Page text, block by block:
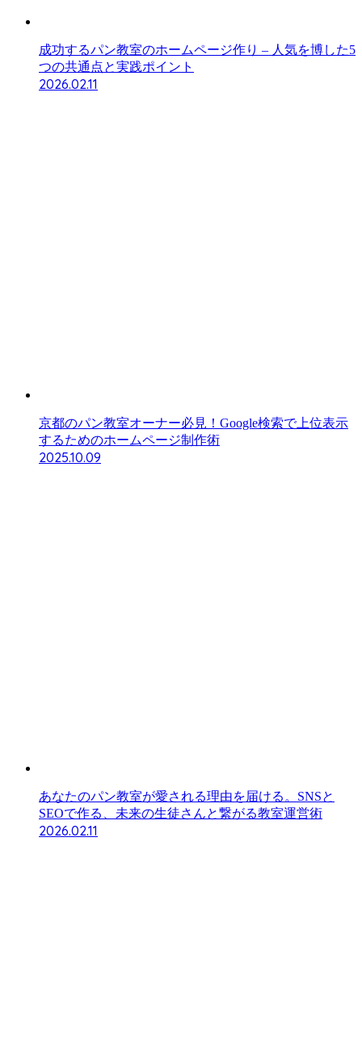
成功するパン教室のホームページ作り – 人気を博した5
つの共通点と実践ポイント
2026.02.11
京都のパン教室オーナー必見！Google検索で上位表示
するためのホームページ制作術
2025.10.09
あなたのパン教室が愛される理由を届ける。SNSと
SEOで作る、未来の生徒さんと繋がる教室運営術
2026.02.11